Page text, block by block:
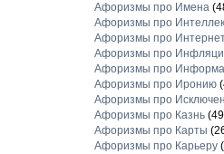
Афоризмы про Имена
Афоризмы про
Афоризмы про
Афоризмы про
Афоризмы про
Афоризмы про Иронию
Афоризмы про
Афоризмы про Казнь
Афоризмы про Карты
Афоризмы про Карьеру